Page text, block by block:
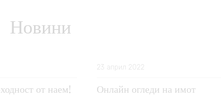
Новини
Онлайн огледи на имот